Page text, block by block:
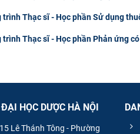
trình Thạc sĩ - Học phần Sử dụng
trình Thạc sĩ - Học phần Phản ứng
HỌC DƯỢC HÀ NỘI
Lê Thánh Tông - Phường